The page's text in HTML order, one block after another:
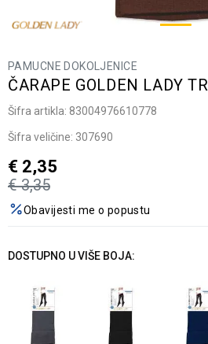
PAMUCNE DOKOLJENICE
ČARAPE GOLDEN LADY
Šifra artikla: 83004976610778
Šifra veličine: 307690
€ 3,35
€ 2,35
Obavijesti me o popustu
DOSTUPNO U VIŠE BOJA: